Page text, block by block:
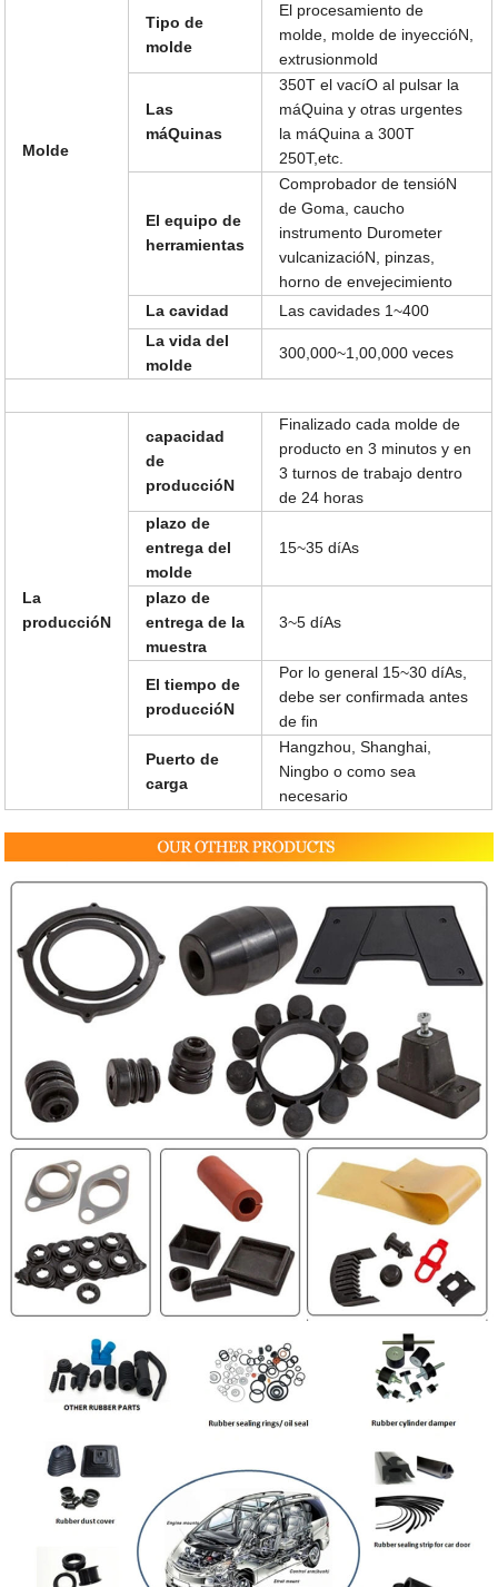
Molde
Tipo de
molde
El procesamiento de
molde, molde de inyeccióN,
extrusionmold
Las
máQuinas
350T el vacíO al pulsar la
máQuina y otras urgentes
la máQuina a 300T
250T,etc.
El equipo de
herramientas
Comprobador de tensióN
de Goma, caucho
instrumento Durometer
vulcanizacióN, pinzas,
horno de envejecimiento
La cavidad
Las cavidades 1~400
La vida del
molde
300,000~1,00,000 veces
La
produccióN
capacidad
de
produccióN
Finalizado cada molde de
producto en 3 minutos y en
3 turnos de trabajo dentro
de 24 horas
plazo de
entrega del
molde
15~35 díAs
plazo de
entrega de la
muestra
3~5 díAs
El tiempo de
produccióN
Por lo general 15~30 díAs,
debe ser confirmada antes
de fin
Puerto de
carga
Hangzhou, Shanghai,
Ningbo o como sea
necesario